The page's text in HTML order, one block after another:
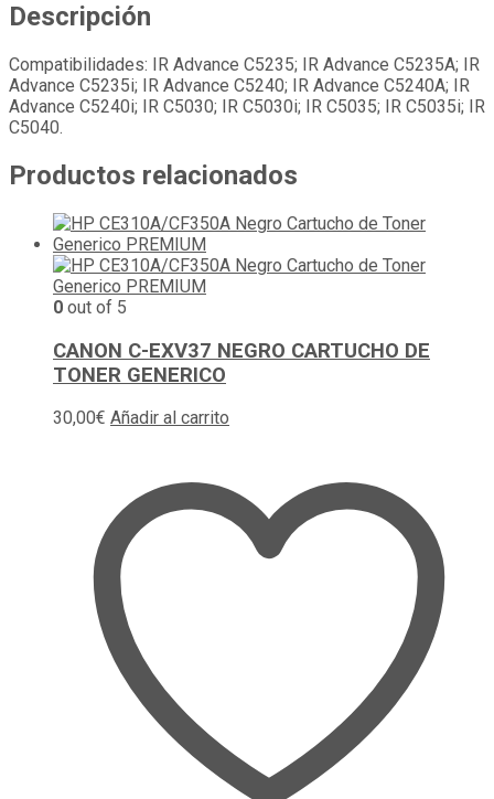
Descripción
Compatibilidades: IR Advance C5235; IR Advance C5235A; IR
Advance C5235i; IR Advance C5240; IR Advance C5240A; IR
Advance C5240i; IR C5030; IR C5030i; IR C5035; IR C5035i; IR
C5040.
Productos relacionados
0 out of 5
CANON C-EXV37 NEGRO CARTUCHO DE
TONER GENERICO
30,00€ Añadir al carrito